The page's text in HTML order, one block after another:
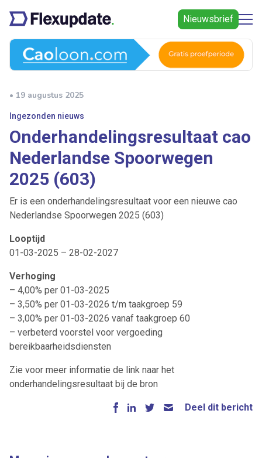
Nieuwsbrief
• 19 augustus 2025
Ingezonden nieuws
Onderhandelingsresultaat cao
Nederlandse Spoorwegen
2025 (603)
Er is een onderhandelingsresultaat voor een nieuwe cao
Nederlandse Spoorwegen 2025 (603)
Looptijd
01-03-2025 – 28-02-2027
Verhoging
– 4,00% per 01-03-2025
– 3,50% per 01-03-2026 t/m taakgroep 59
– 3,00% per 01-03-2026 vanaf taakgroep 60
– verbeterd voorstel voor vergoeding
bereikbaarheidsdiensten
Zie voor meer informatie de link naar het
onderhandelingsresultaat bij de bron
Deel dit bericht